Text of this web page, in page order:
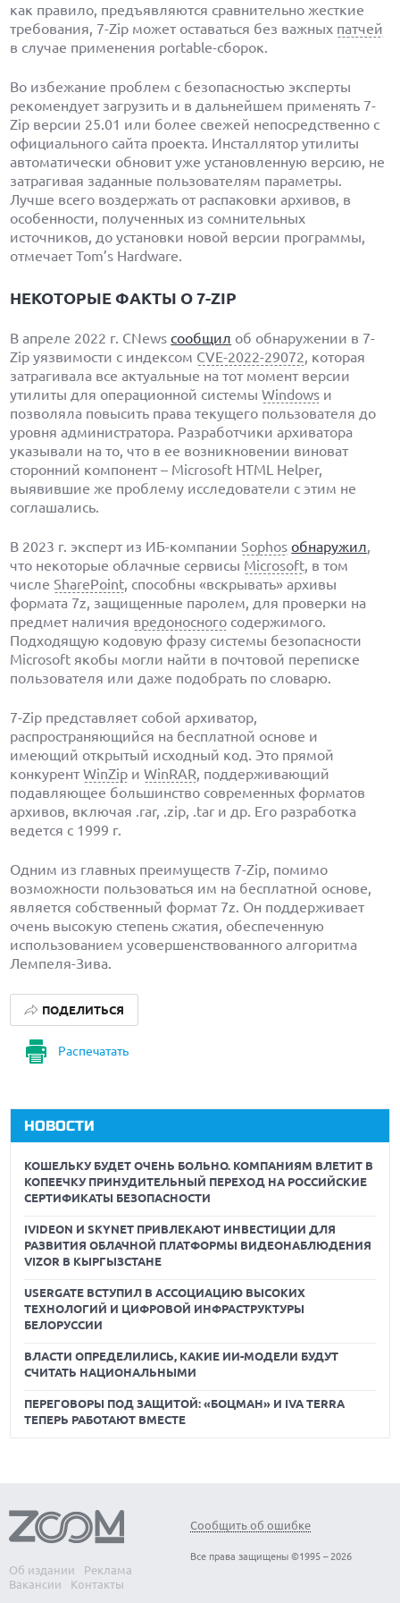
как правило, предъявляются сравнительно жесткие
требования, 7-Zip может оставаться без важных патчей
в случае применения portable-сборок.
Во избежание проблем с безопасностью эксперты
рекомендует загрузить и в дальнейшем применять 7-
Zip версии 25.01 или более свежей непосредственно с
официального сайта проекта. Инсталлятор утилиты
автоматически обновит уже установленную версию, не
затрагивая заданные пользователям параметры.
Лучше всего воздержать от распаковки архивов, в
особенности, полученных из сомнительных
источников, до установки новой версии программы,
отмечает Tom’s Hardware.
НЕКОТОРЫЕ ФАКТЫ О 7-ZIP
В апреле 2022 г. CNewsсообщил об обнаружении в 7-
Zip уязвимости с индексом CVE-2022-29072, которая
затрагивала все актуальные на тот момент версии
утилиты для операционной системыWindows и
позволяла повысить права текущего пользователя до
уровня администратора. Разработчики архиватора
указывали на то, что в ее возникновении виноват
сторонний компонент – Microsoft HTML Helper,
выявившие же проблему исследователи с этим не
соглашались.
В 2023 г. эксперт из ИБ-компании Sophos обнаружил,
что некоторые облачные сервисы Microsoft, в том
числе SharePoint, способны «вскрывать» архивы
формата 7z, защищенные паролем, для проверки на
предмет наличия вредоносного содержимого.
Подходящую кодовую фразу системы безопасности
Microsoft якобы могли найти в почтовой переписке
пользователя или даже подобрать по словарю.
7-Zip представляет собой архиватор,
распространяющийся на бесплатной основе и
имеющий открытый исходный код. Это прямой
конкурентWinZip иWinRAR, поддерживающий
подавляющее большинство современных форматов
архивов, включая .rar, .zip, .tar и др. Его разработка
ведется с 1999 г.
Одним из главных преимуществ 7-Zip, помимо
возможности пользоваться им на бесплатной основе,
является собственный формат 7z. Он поддерживает
очень высокую степень сжатия, обеспеченную
использованием усовершенствованного алгоритма
Лемпеля-Зива.
Распечатать
ПОДЕЛИТЬСЯ
НОВОСТИ
КОШЕЛЬКУ БУДЕТ ОЧЕНЬ БОЛЬНО. КОМПАНИЯМ ВЛЕТИТ В
КОПЕЕЧКУ ПРИНУДИТЕЛЬНЫЙ ПЕРЕХОД НА РОССИЙСКИЕ
СЕРТИФИКАТЫ БЕЗОПАСНОСТИ
IVIDEON И SKYNET ПРИВЛЕКАЮТ ИНВЕСТИЦИИ ДЛЯ
РАЗВИТИЯ ОБЛАЧНОЙ ПЛАТФОРМЫ ВИДЕОНАБЛЮДЕНИЯ
VIZOR В КЫРГЫЗСТАНЕ
USERGATE ВСТУПИЛ В АССОЦИАЦИЮ ВЫСОКИХ
ТЕХНОЛОГИЙ И ЦИФРОВОЙ ИНФРАСТРУКТУРЫ
БЕЛОРУССИИ
ВЛАСТИ ОПРЕДЕЛИЛИСЬ, КАКИЕ ИИ-МОДЕЛИ БУДУТ
СЧИТАТЬ НАЦИОНАЛЬНЫМИ
ПЕРЕГОВОРЫ ПОД ЗАЩИТОЙ: «БОЦМАН» И IVA TERRA
ТЕПЕРЬ РАБОТАЮТ ВМЕСТЕ
Об издании
Реклама
Вакансии
Контакты
Сообщить об ошибке
Все права защищены ©1995 – 2026